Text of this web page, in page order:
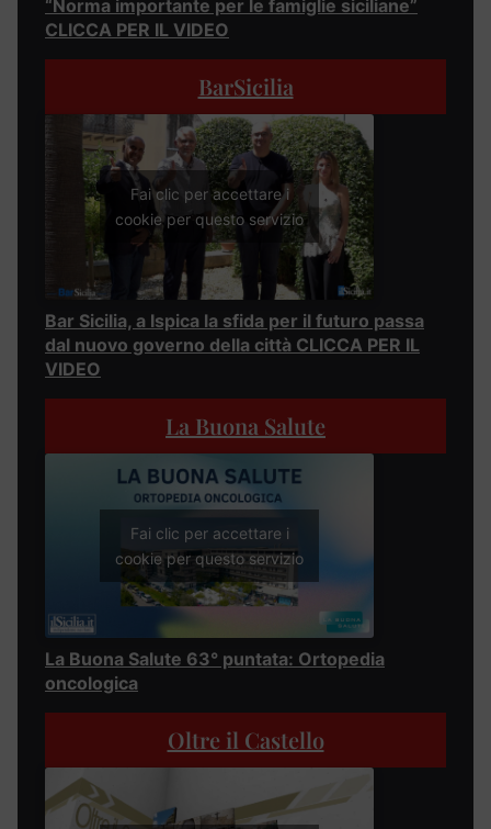
“Norma importante per le famiglie siciliane”
CLICCA PER IL VIDEO
BarSicilia
Fai clic per accettare i
cookie per questo servizio
Bar Sicilia, a Ispica la sfida per il futuro passa
dal nuovo governo della città CLICCA PER IL
VIDEO
La Buona Salute
Fai clic per accettare i
cookie per questo servizio
La Buona Salute 63° puntata: Ortopedia
oncologica
Oltre il Castello